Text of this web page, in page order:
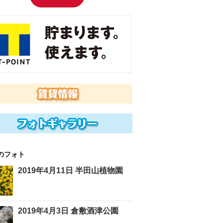
フォト
2019年4月11日 半田山植物園
2019年4月3日 倉敷酒津公園